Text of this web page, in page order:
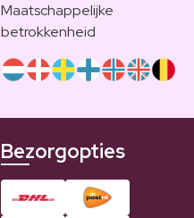
Maatschappelijke
betrokkenheid
Bezorgopties